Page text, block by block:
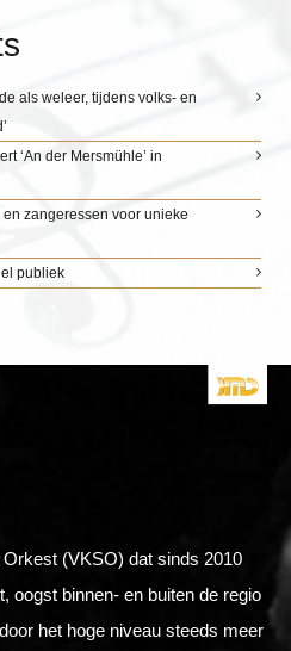
als weleer, tijdens volks- en
‘An der Mersmühle’ in
zangeressen voor unieke
publiek
(VKSO) dat sinds 2010
oogst binnen- en buiten de regio
het hoge niveau steeds meer